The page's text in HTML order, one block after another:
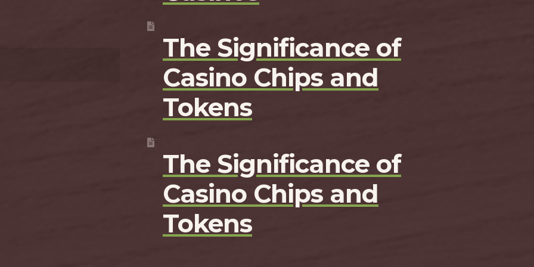
The Significance of
Casino Chips and
Tokens
The Significance of
Casino Chips and
Tokens